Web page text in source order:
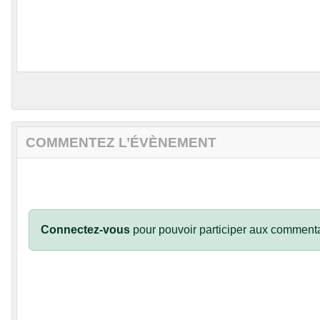
COMMENTEZ L’ÉVÈNEMENT
Connectez-vous pour pouvoir participer aux